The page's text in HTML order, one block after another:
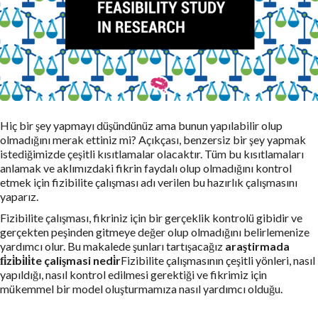
Hiç bir şey yapmayı düşündünüz ama bunun yapılabilir olup
olmadığını merak ettiniz mi? Açıkçası, benzersiz bir şey yapmak
istediğimizde çeşitli kısıtlamalar olacaktır. Tüm bu kısıtlamaları
anlamak ve aklımızdaki fikrin faydalı olup olmadığını kontrol
etmek için fizibilite çalışması adı verilen bu hazırlık çalışmasını
yaparız.
Fizibilite çalışması, fikriniz için bir gerçeklik kontrolü gibidir ve
gerçekten peşinden gitmeye değer olup olmadığını belirlemenize
yardımcı olur. Bu makalede şunları tartışacağız araştirmada
fi̇zi̇bi̇li̇te çalişmasi nedi̇rFizibilite çalışmasının çeşitli yönleri, nasıl
yapıldığı, nasıl kontrol edilmesi gerektiği ve fikrimiz için
mükemmel bir model oluşturmamıza nasıl yardımcı olduğu.